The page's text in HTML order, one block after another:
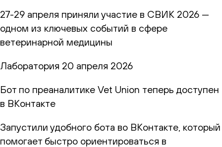
27-29 апреля приняли участие в СВИК 2026 —
одном из ключевых событий в сфере
ветеринарной медицины
Лаборатория 20 апреля 2026
Бот по преаналитике Vet Union теперь доступен
в ВКонтакте
Запустили удобного бота во ВКонтакте, который
помогает быстро ориентироваться в